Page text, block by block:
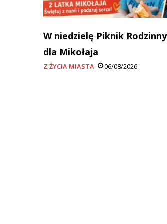
W niedzielę Piknik Rodzinny
dla Mikołaja
Z ŻYCIA MIASTA 06/08/2026